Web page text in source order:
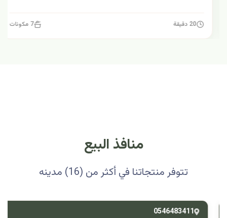
20 دقيقة 7 مكونات
منافذ البيع
تتوفر منتجاتنا في أكثر من (16) مدينه
0546483411